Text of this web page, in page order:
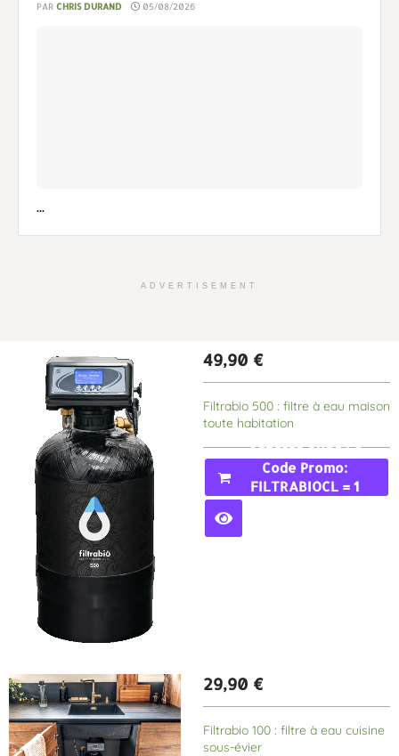
PAR CHRIS DURAND 05/08/2026
...
ADVERTISEMENT
49,90 €
Filtrabio 500 : filtre à eau maison
toute habitation
Acheter Avec Le
Code Promo:
FILTRABIOCL = 1
29,90 €
Filtrabio 100 : filtre à eau cuisine
sous-évier